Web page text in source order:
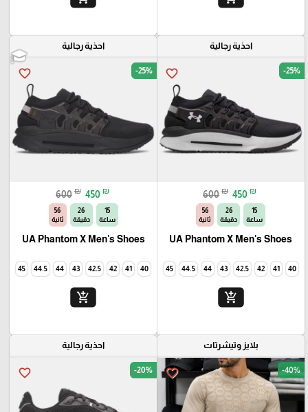
احذية رجالية
favorite_border -25%
600 ₪ 450 ₪
15
ساعة
26
دقيقة
54
ثانية
UA Phantom X Men's Shoes
40
41
42
42.5
43
44
44.5
45
add_shopping_cart
احذية رجالية
favorite_border -25%
600 ₪ 450 ₪
15
ساعة
26
دقيقة
54
ثانية
UA Phantom X Men's Shoes
40
41
42
42.5
43
44
44.5
45
add_shopping_cart
بلايز وتيشرتات
favorite_border -40%
احذية رجالية
favorite_border -20%